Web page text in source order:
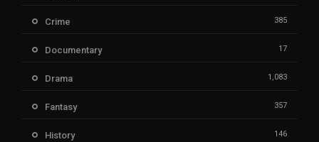
Crime 385
Documentary 17
Drama 1,083
Fantasy 357
History 146